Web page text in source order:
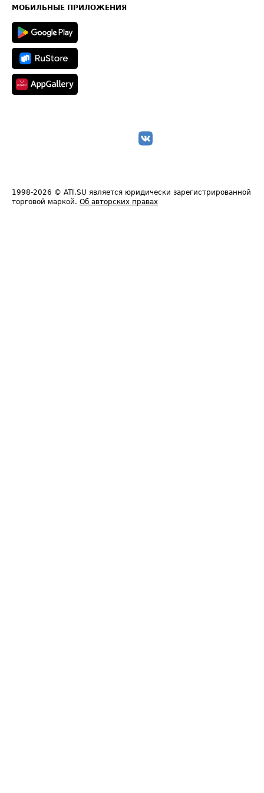
Техническая информация
МОБИЛЬНЫЕ ПРИЛОЖЕНИЯ
1998-2026 © ATI.SU является юридически зарегистрированной
торговой маркой. Об авторских правах